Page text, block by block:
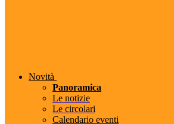
Novità
Panoramica
Le notizie
Le circolari
Calendario eventi